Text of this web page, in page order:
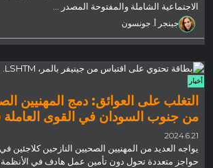
الاجتماعية الشاملة والمفتوحة المصدر ...
جينجر أ. جونسون
أخبار
التغلب على العوائق: دمج المهنيين
من جنوب السودان في القوى العاملة
2024.6.21
يواجه العديد من المهنيين الصحيين النازحين كلاجئين في
حواجز متعددة تحول دون تأمين عمل هادف في الأنظمة